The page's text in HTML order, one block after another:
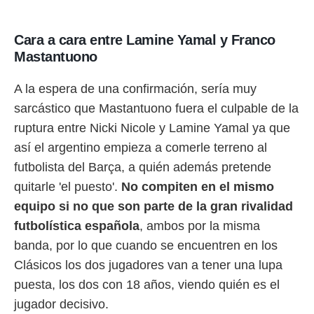
Cara a cara entre Lamine Yamal y Franco
Mastantuono
A la espera de una confirmación, sería muy
sarcástico que Mastantuono fuera el culpable de la
ruptura entre Nicki Nicole y Lamine Yamal ya que
así el argentino empieza a comerle terreno al
futbolista del Barça, a quién además pretende
quitarle 'el puesto'. No compiten en el mismo
equipo si no que son parte de la gran rivalidad
futbolística española, ambos por la misma
banda, por lo que cuando se encuentren en los
Clásicos los dos jugadores van a tener una lupa
puesta, los dos con 18 años, viendo quién es el
jugador decisivo.